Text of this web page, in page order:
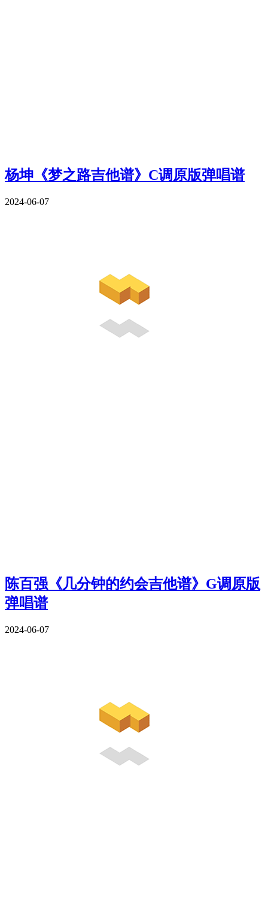
杨坤《梦之路吉他谱》C调原版弹唱谱
2024-06-07
陈百强《几分钟的约会吉他谱》G调原版
弹唱谱
2024-06-07